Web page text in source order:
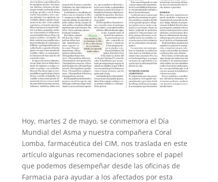
Hoy, martes 2 de mayo, se conmemora el Día
Mundial del Asma y nuestra compañera Coral
Lomba, farmacéutica del CIM, nos traslada en este
artículo algunas recomendaciones sobre el papel
que podemos desempeñar desde las oficinas de
Farmacia para ayudar a los afectados por esta